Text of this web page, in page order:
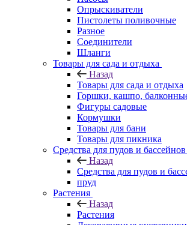
Опрыскиватели
Пистолеты поливочные
Разное
Соединители
Шланги
Товары для сада и отдыха
Назад
Товары для сада и отдыха
Горшки, кашпо,
Фигуры садовые
Кормушки
Товары для бани
Товары для пикника
Средства для пудов и бассейнов
Назад
Средства для пудов и
пруд
Растения
Назад
Растения